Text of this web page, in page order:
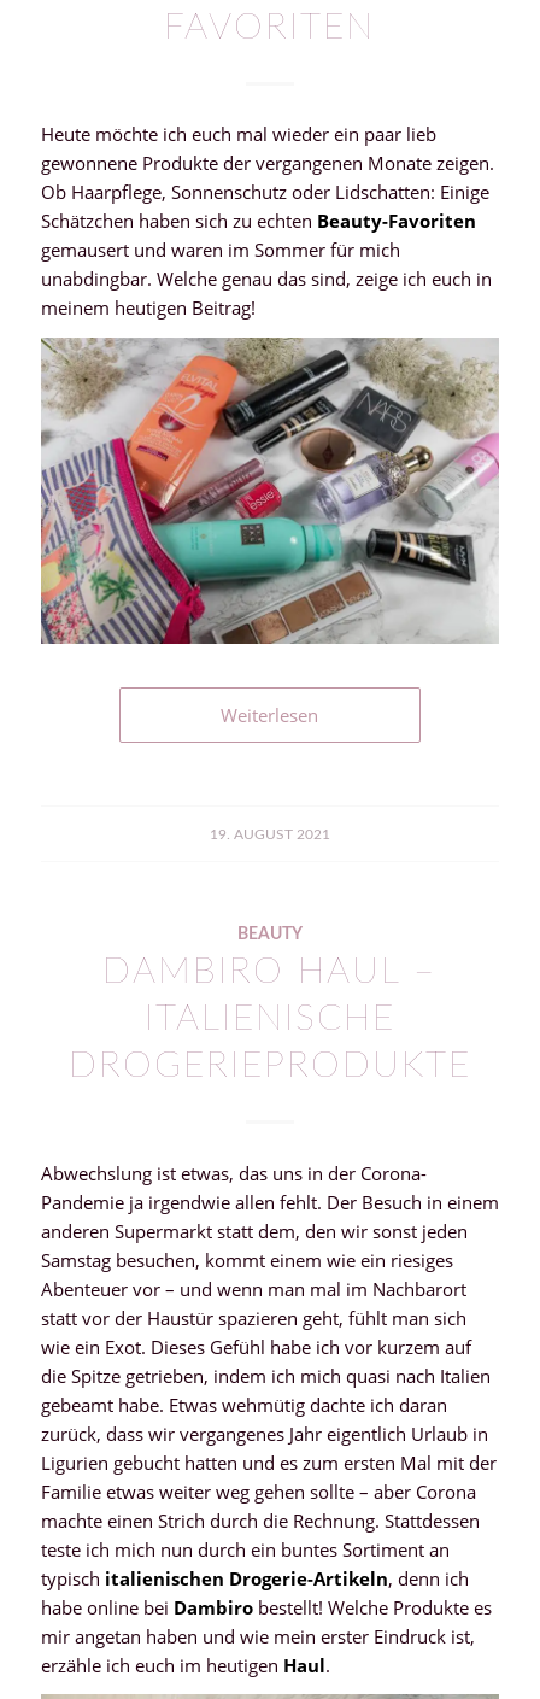
FAVORITEN
Heute möchte ich euch mal wieder ein paar lieb
gewonnene Produkte der vergangenen Monate zeigen.
Ob Haarpflege, Sonnenschutz oder Lidschatten: Einige
Schätzchen haben sich zu echten Beauty-Favoriten
gemausert und waren im Sommer für mich
unabdingbar. Welche genau das sind, zeige ich euch in
meinem heutigen Beitrag!
Weiterlesen
19. AUGUST 2021
BEAUTY
DAMBIRO HAUL –
ITALIENISCHE
DROGERIEPRODUKTE
Abwechslung ist etwas, das uns in der Corona-
Pandemie ja irgendwie allen fehlt. Der Besuch in einem
anderen Supermarkt statt dem, den wir sonst jeden
Samstag besuchen, kommt einem wie ein riesiges
Abenteuer vor – und wenn man mal im Nachbarort
statt vor der Haustür spazieren geht, fühlt man sich
wie ein Exot. Dieses Gefühl habe ich vor kurzem auf
die Spitze getrieben, indem ich mich quasi nach Italien
gebeamt habe. Etwas wehmütig dachte ich daran
zurück, dass wir vergangenes Jahr eigentlich Urlaub in
Ligurien gebucht hatten und es zum ersten Mal mit der
Familie etwas weiter weg gehen sollte – aber Corona
machte einen Strich durch die Rechnung. Stattdessen
teste ich mich nun durch ein buntes Sortiment an
typisch italienischen Drogerie-Artikeln, denn ich
habe online bei Dambirobestellt! Welche Produkte es
mir angetan haben und wie mein erster Eindruck ist,
erzähle ich euch im heutigen Haul.